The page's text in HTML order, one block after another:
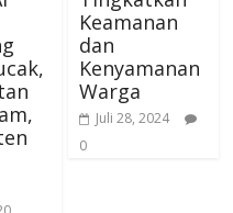
Keamanan
dan
Kenyamanan
Warga
Juli 28, 2024
0